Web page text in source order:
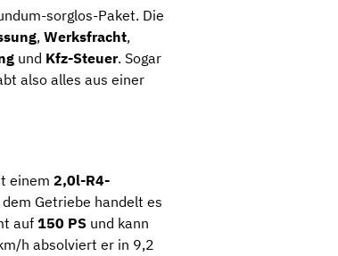
sorglos-Paket. Die
, Werksfracht,
und Kfz-Steuer. Sogar
also alles aus einer
einem 2,0l-R4-
Getriebe handelt es
auf 150 PS und kann
h absolviert er in 9,2